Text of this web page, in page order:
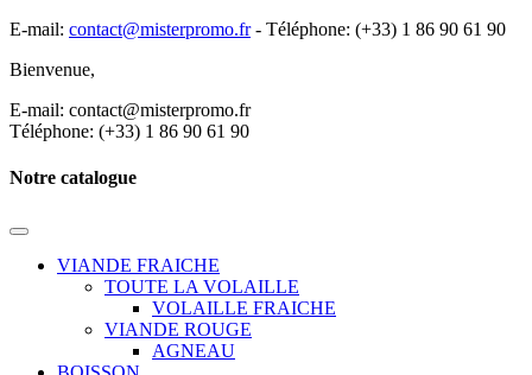
E-mail: contact@misterpromo.fr- Téléphone: (+33) 1 86 90 61 90
Bienvenue,
E-mail: contact@misterpromo.fr
Téléphone: (+33) 1 86 90 61 90
Notre catalogue
VIANDE FRAICHE
TOUTE LA VOLAILLE
VOLAILLE FRAICHE
VIANDE ROUGE
AGNEAU